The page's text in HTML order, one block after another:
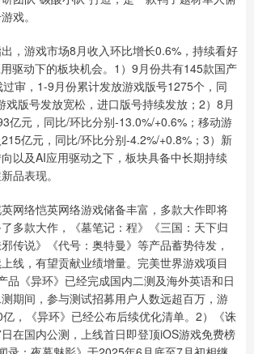
戏。
游戏市场8月收入环比增长0.6%，持续看好
驱动下的板块机会。1）9月份共有145款国产
审，1-9月份累计发放游戏版号1275个，同
戏版号发放宽松，进口版号持续发放；2）8月
亿元，同比/环比分别-13.0%/+0.6%；移动游
亿元，同比/环比分别-4.2%/+0.8%；3）新
以及AI应用驱动之下，板块具备中长期持续
品表现。
络恺英网络游戏储备丰富，多款大作即将
多款大作，《墓笔记：程》《三国：天下归
传说》《代号：奥特曼》等产品蓄势待发，
线，有望贡献业绩增量。完美世界游戏项目
品《异环》已经完成国内二测及海外英语和日
期间，参与测试招募用户人数远超百万，游
，《异环》已经公布后续优化清单。2）《诛
在国内公测，上线首日即登顶iOS游戏免费榜